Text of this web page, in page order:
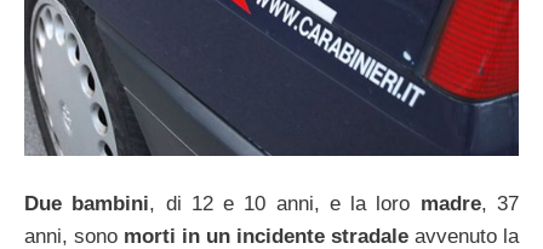
Due bambini, di 12 e 10 anni, e la loro madre, 37
anni, sono morti in un incidente stradale avvenuto la